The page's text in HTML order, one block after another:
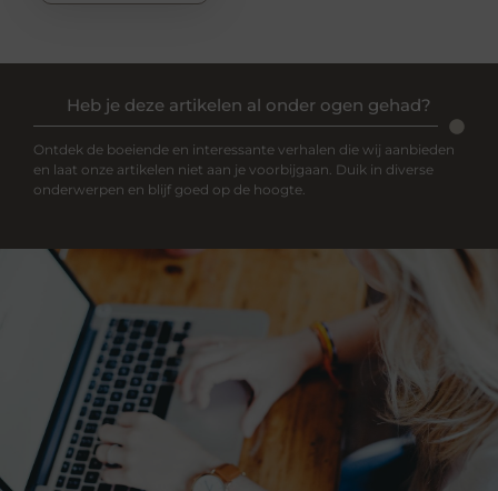
Heb je deze artikelen al onder ogen gehad?
Ontdek de boeiende en interessante verhalen die wij aanbieden
en laat onze artikelen niet aan je voorbijgaan. Duik in diverse
onderwerpen en blijf goed op de hoogte.